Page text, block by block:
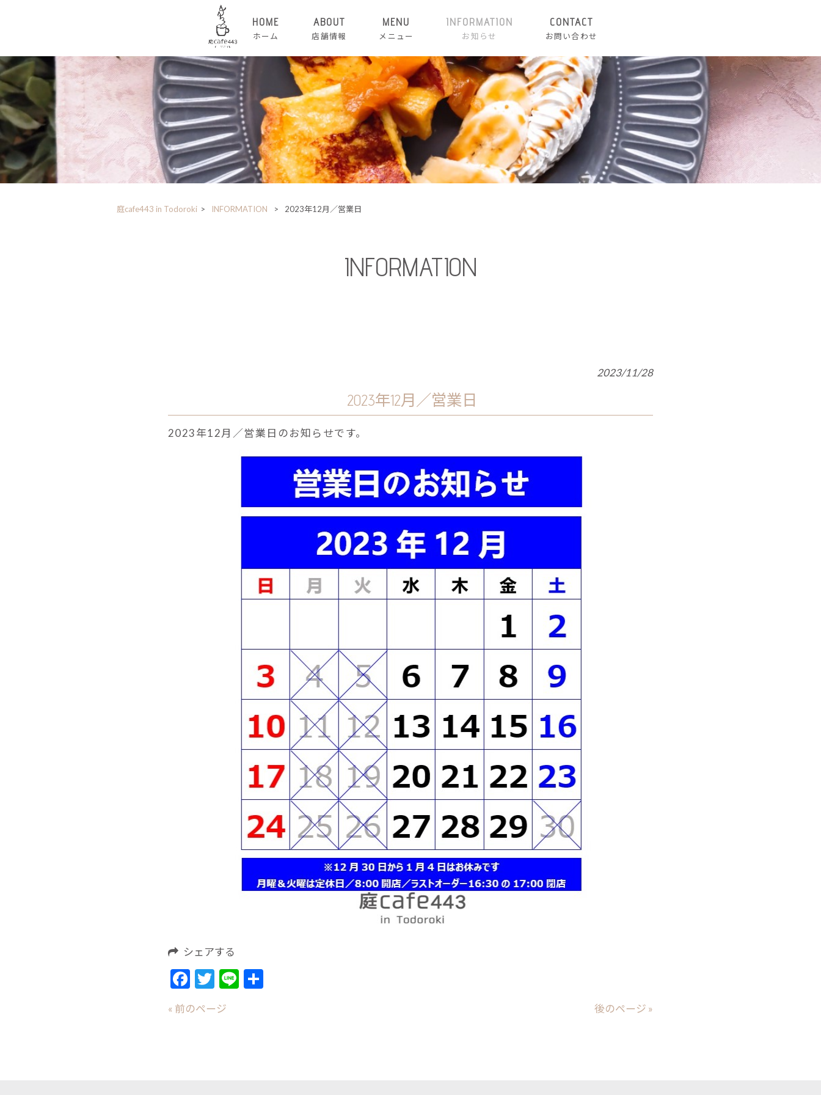
HOME
ホーム
ABOUT
店舗情報
MENU
メニュー
INFORMATION
お知らせ
CONTACT
お問い合わせ
庭cafe443 in Todoroki > INFORMATION > 2023年12月／営業日
INFORMATION
2023/11/28
2023年12月／営業日
2023年12月／営業日のお知らせです。
シェアする
Facebook
Twitter
Line共
« 前のページ 後のページ »